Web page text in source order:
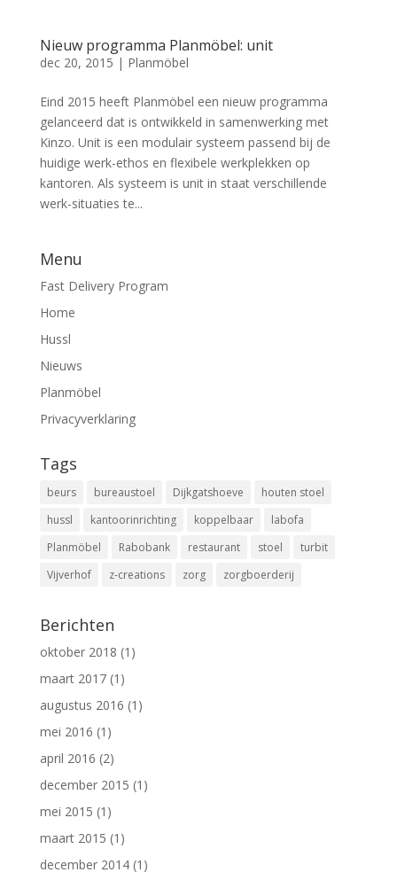
Nieuw programma Planmöbel: unit
dec 20, 2015 | Planmöbel
Eind 2015 heeft Planmöbel een nieuw programma
gelanceerd dat is ontwikkeld in samenwerking met
Kinzo. Unit is een modulair systeem passend bij de
huidige werk-ethos en flexibele werkplekken op
kantoren. Als systeem is unit in staat verschillende
werk-situaties te...
Menu
Fast Delivery Program
Home
Hussl
Nieuws
Planmöbel
Privacyverklaring
Tags
beurs bureaustoel Dijkgatshoeve
houten stoel
hussl
kantoorinrichting koppelbaar
labofa
Planmöbel
Rabobank restaurant stoel
turbit
Vijverhof
z-creations zorg zorgboerderij
Berichten
oktober 2018 (1)
maart 2017(1)
augustus 2016 (1)
mei 2016 (1)
april 2016 (2)
december 2015 (1)
mei 2015 (1)
maart 2015 (1)
december 2014(1)